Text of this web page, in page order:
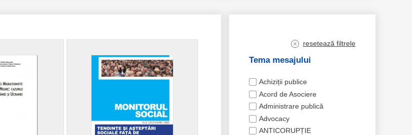
resetează filtrele
Tema mesajului
Achiziții publice
Acord de Asociere
Administrare publică
Advocacy
ANTICORUPȚIE